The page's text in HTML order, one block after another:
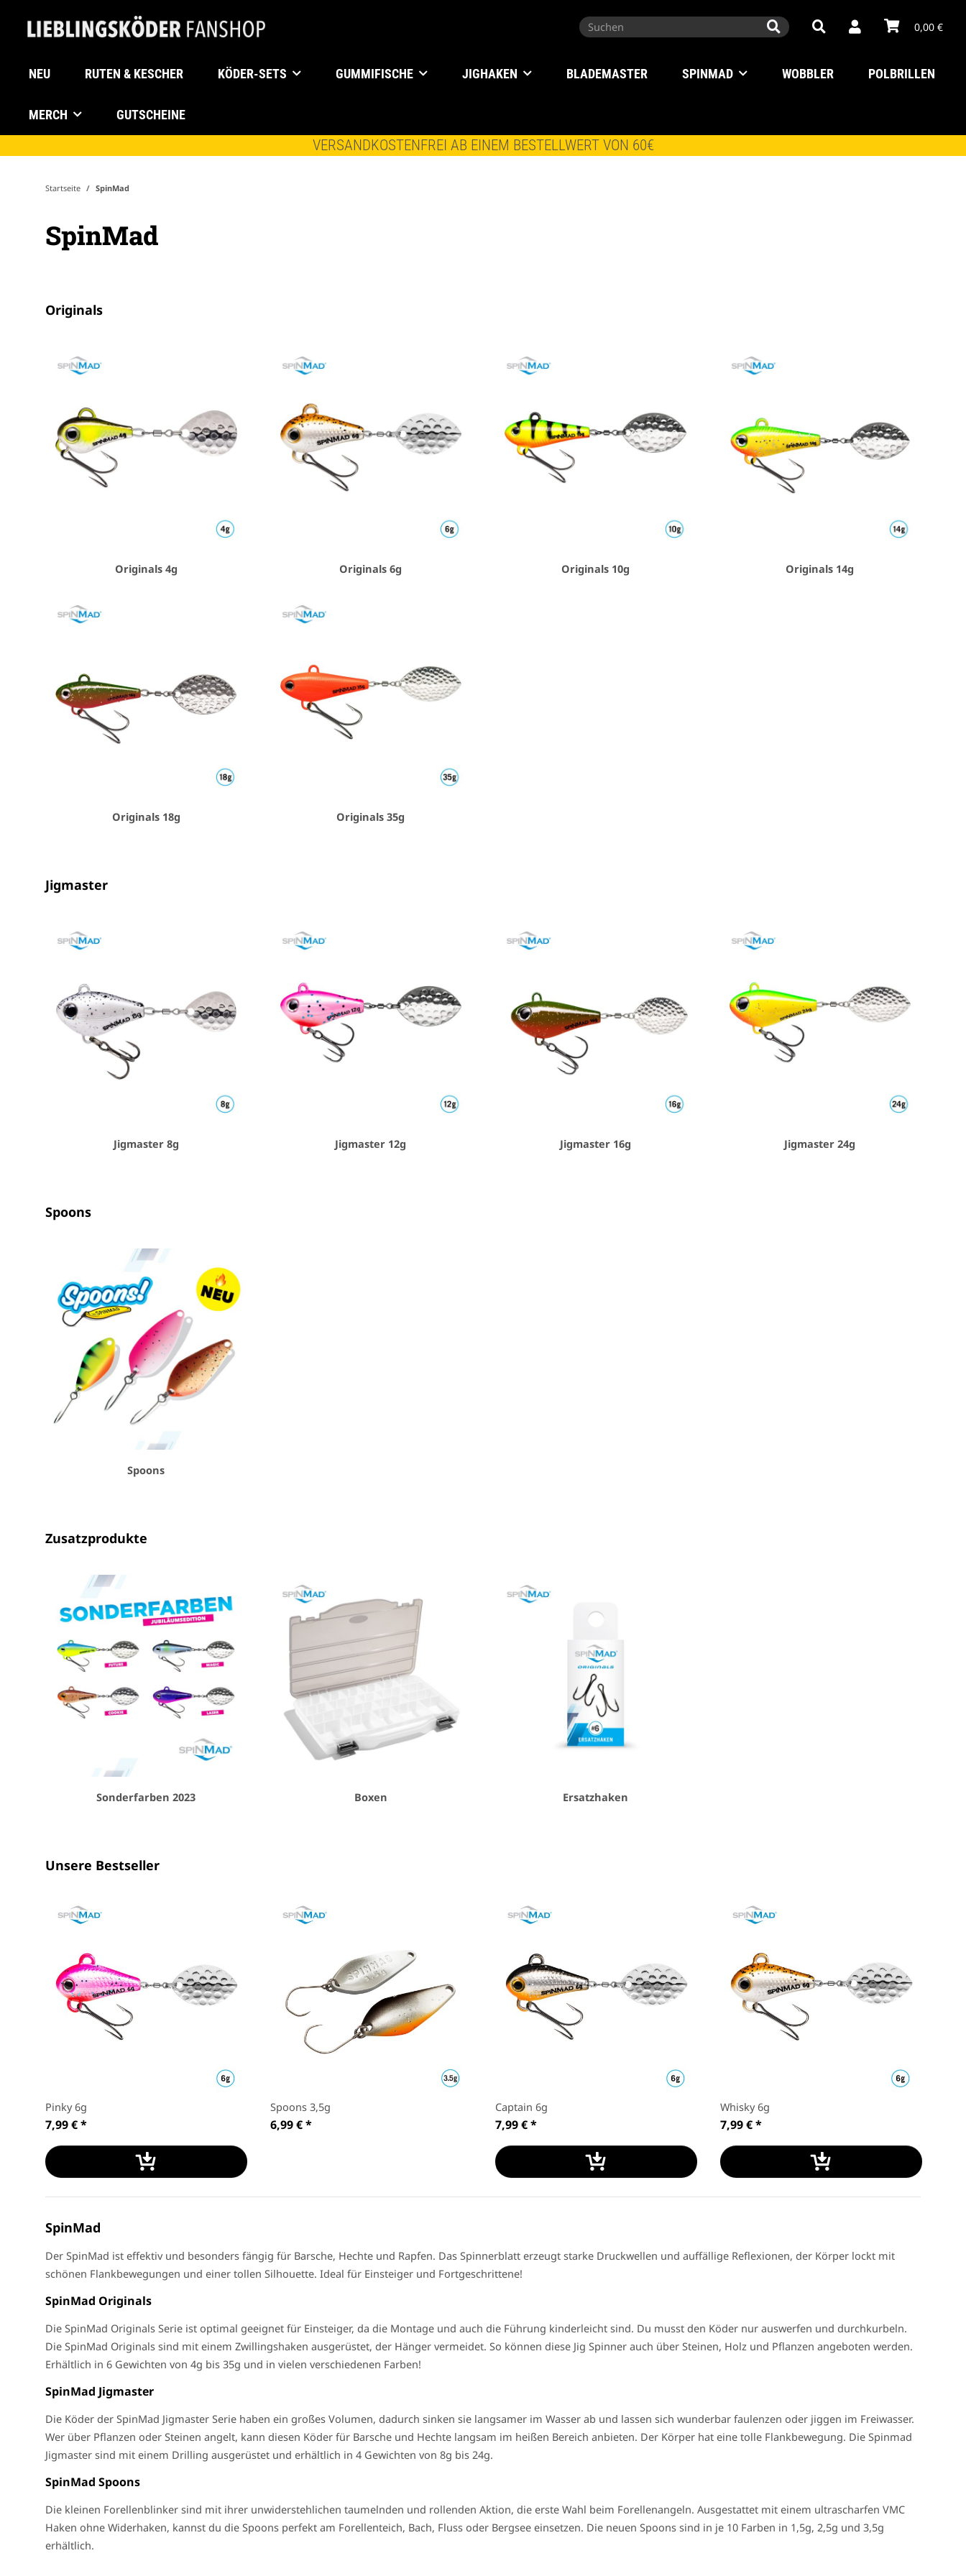
0,00 €
NEU RUTEN & KESCHER KÖDER-SETS GUMMIFISCHE JIGHAKEN BLADEMASTER SPINMAD WOBBLER POLBRILLEN
MERCH GUTSCHEINE
VERSANDKOSTENFREI AB EINEM BESTELLWERT VON 60€
Startseite SpinMad
SpinMad
Originals
Originals 4g Originals 6g Originals 10g Originals 14g
Originals 18g Originals 35g
Jigmaster
Jigmaster 8g Jigmaster 12g Jigmaster 16g Jigmaster 24g
Spoons
Spoons
Zusatzprodukte
Sonderfarben 2023 Boxen Ersatzhaken
Unsere Bestseller
Pinky 6g
7,99 €*
Spoons 3,5g
6,99 €*
Captain 6g
7,99 €*
Whisky 6g
7,99 €*
SpinMad
Der SpinMad ist effektiv und besonders fängig für Barsche, Hechte und Rapfen. Das Spinnerblatt erzeugt starke Druckwellen und auffällige Reflexionen, der Körper lockt mit
schönen Flankbewegungen und einer tollen Silhouette. Ideal für Einsteiger und Fortgeschrittene!
SpinMad Originals
Die SpinMad Originals Serie ist optimal geeignet für Einsteiger, da die Montage und auch die Führung kinderleicht sind. Du musst den Köder nur auswerfen und durchkurbeln.
Die SpinMad Originals sind mit einem Zwillingshaken ausgerüstet, der Hänger vermeidet. So können diese Jig Spinner auch über Steinen, Holz und Pflanzen angeboten werden.
Erhältlich in 6 Gewichten von 4g bis 35g und in vielen verschiedenen Farben!
SpinMad Jigmaster
Die Köder der SpinMad Jigmaster Serie haben ein großes Volumen, dadurch sinken sie langsamer im Wasser ab und lassen sich wunderbar faulenzen oder jiggen im Freiwasser.
Wer über Pflanzen oder Steinen angelt, kann diesen Köder für Barsche und Hechte langsam im heißen Bereich anbieten. Der Körper hat eine tolle Flankbewegung. Die Spinmad
Jigmaster sind mit einem Drilling ausgerüstet und erhältlich in 4 Gewichten von 8g bis 24g.
SpinMad Spoons
Die kleinen Forellenblinker sind mit ihrer unwiderstehlichen taumelnden und rollenden Aktion, die erste Wahl beim Forellenangeln. Ausgestattet mit einem ultrascharfen VMC
Haken ohne Widerhaken, kannst du die Spoons perfekt am Forellenteich, Bach, Fluss oder Bergsee einsetzen. Die neuen Spoons sind in je 10 Farben in 1,5g, 2,5g und 3,5g
erhältlich.